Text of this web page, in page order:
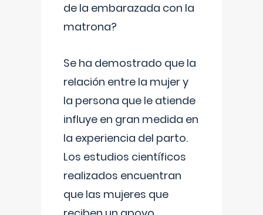
de la embarazada con la
matrona?
Se ha demostrado que la
relación entre la mujer y
la persona que le atiende
influye en gran medida en
la experiencia del parto.
Los estudios científicos
realizados encuentran
que las mujeres que